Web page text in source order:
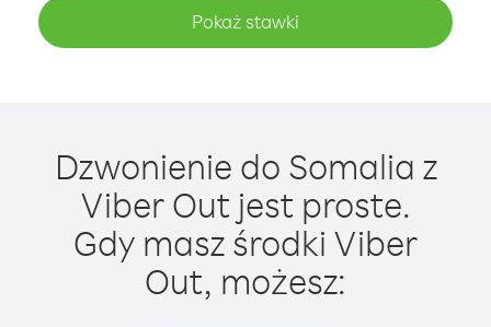
Pokaż stawki
Dzwonienie do Somalia z
Viber Out jest proste.
Gdy masz środki Viber
Out, możesz: